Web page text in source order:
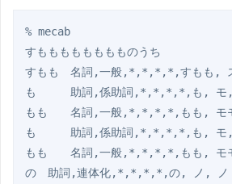
% mecab
すもももももももものうち
すもも　名詞,一般,*,*,*,*,すもも,
も　　　助詞,係助詞,*,*,*,*,も, モ
もも　　名詞,一般,*,*,*,*,もも, モ
も　　　助詞,係助詞,*,*,*,*,も, モ
もも　　名詞,一般,*,*,*,*,もも, モ
の　助詞,連体化,*,*,*,*,の, ノ, ノ